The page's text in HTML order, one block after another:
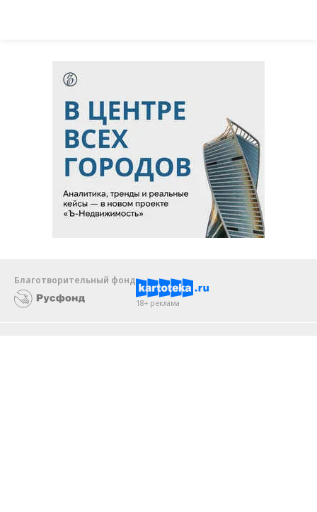
Благотворительный фонд
18+ реклама